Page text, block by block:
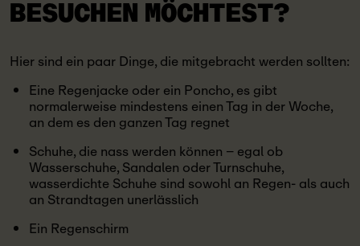
BESUCHEN MÖCHTEST?
Hier sind ein paar Dinge, die mitgebracht werden sollten:
Eine Regenjacke oder ein Poncho, es gibt
normalerweise mindestens einen Tag in der Woche,
an dem es den ganzen Tag regnet
Schuhe, die nass werden können – egal ob
Wasserschuhe, Sandalen oder Turnschuhe,
wasserdichte Schuhe sind sowohl an Regen- als auch
an Strandtagen unerlässlich
Ein Regenschirm